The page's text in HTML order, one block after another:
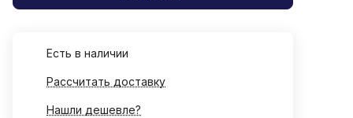
Есть в наличии
Рассчитать доставку
Нашли дешевле?